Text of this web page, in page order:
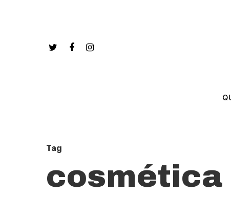
Tag
cosmética